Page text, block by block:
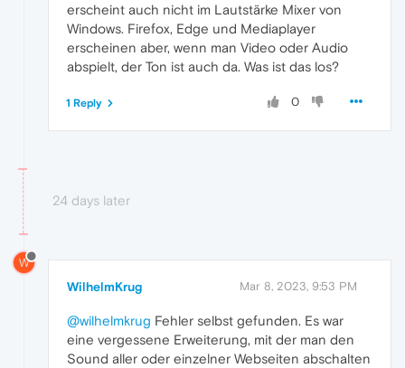
erscheint auch nicht im Lautstärke Mixer von
Windows. Firefox, Edge und Mediaplayer
erscheinen aber, wenn man Video oder Audio
abspielt, der Ton ist auch da. Was ist das los?
0
1 Reply
24 days later
W
WilhelmKrug Mar 8, 2023, 9:53 PM
@wilhelmkrug Fehler selbst gefunden. Es war
eine vergessene Erweiterung, mit der man den
Sound aller oder einzelner Webseiten abschalten